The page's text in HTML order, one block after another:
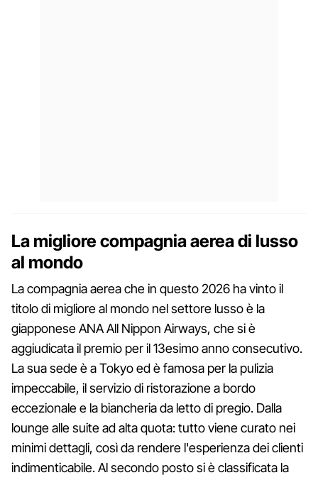
La migliore compagnia aerea di lusso
al mondo
La compagnia aerea che in questo 2026 ha vinto il
titolo di migliore al mondo nel settore lusso è la
giapponese ANA All Nippon Airways, che si è
aggiudicata il premio per il 13esimo anno consecutivo.
La sua sede è a Tokyo ed è famosa per la pulizia
impeccabile, il servizio di ristorazione a bordo
eccezionale e la biancheria da letto di pregio. Dalla
lounge alle suite ad alta quota: tutto viene curato nei
minimi dettagli, così da rendere l'esperienza dei clienti
indimenticabile. Al secondo posto si è classificata la